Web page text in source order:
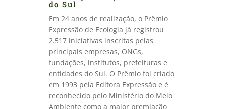
do Sul
Em 24 anos de realização, o Prêmio
Expressão de Ecologia já registrou
2.517 iniciativas inscritas pelas
principais empresas, ONGs,
fundações, institutos, prefeituras e
entidades do Sul. O Prêmio foi criado
em 1993 pela Editora Expressão e é
reconhecido pelo Ministério do Meio
Ambiente como a maior premiação